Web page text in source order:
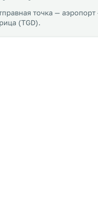
точка —
(TGD).